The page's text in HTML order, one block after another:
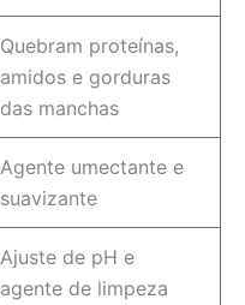
Quebram proteínas,
amidos e gorduras
das manchas
Agente umectante e
suavizante
Ajuste de pH e
agente de limpeza